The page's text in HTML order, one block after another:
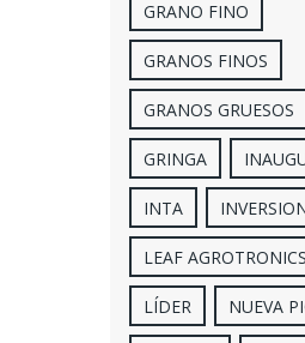
GRANO FINO
GRANOS FINOS
GRANOS GRUESOS
GRINGA
INTA
LEAF AGROTRONICS
LÍDER NUEVA